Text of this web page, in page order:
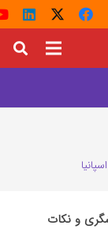
و نکات